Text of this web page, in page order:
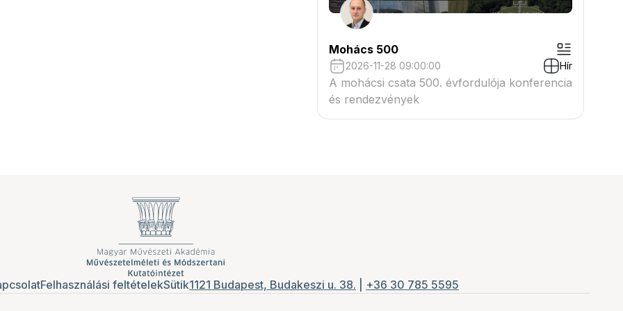
Mohács 500
2026-11-28 09:00:00 Hír
A mohácsi csata 500. évfordulója konferencia
és rendezvények
Felhasználási feltételekSütik1121 Budapest, Budakeszi u. 38. +36 30 785 5595